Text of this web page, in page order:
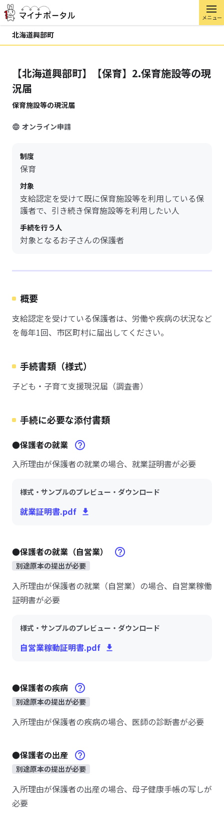
メニュー
北海道興部町
【北海道興部町】【保育】2.保育施設等の現
況届
保育施設等の現況届
オンライン申請
制度
保育
対象
支給認定を受けて既に保育施設等を利用している保
護者で、引き続き保育施設等を利用したい人
手続を行う人
対象となるお子さんの保護者
概要
支給認定を受けている保護者は、労働や疾病の状況など
を毎年1回、市区町村に届出してください。
手続書類（様式）
子ども・子育て支援現況届（調査書）
手続に必要な添付書類
●保護者の就業
入所理由が保護者の就業の場合、就業証明書が必要
様式・サンプルのプレビュー・ダウンロード
就業証明書.pdf
●保護者の就業（自営業）
別途原本の提出が必要
入所理由が保護者の就業（自営業）の場合、自営業稼働
証明書が必要
様式・サンプルのプレビュー・ダウンロード
自営業稼動証明書.pdf
●保護者の疾病
別途原本の提出が必要
入所理由が保護者の疾病の場合、医師の診断書が必要
●保護者の出産
別途原本の提出が必要
入所理由が保護者の出産の場合、母子健康手帳の写しが
必要